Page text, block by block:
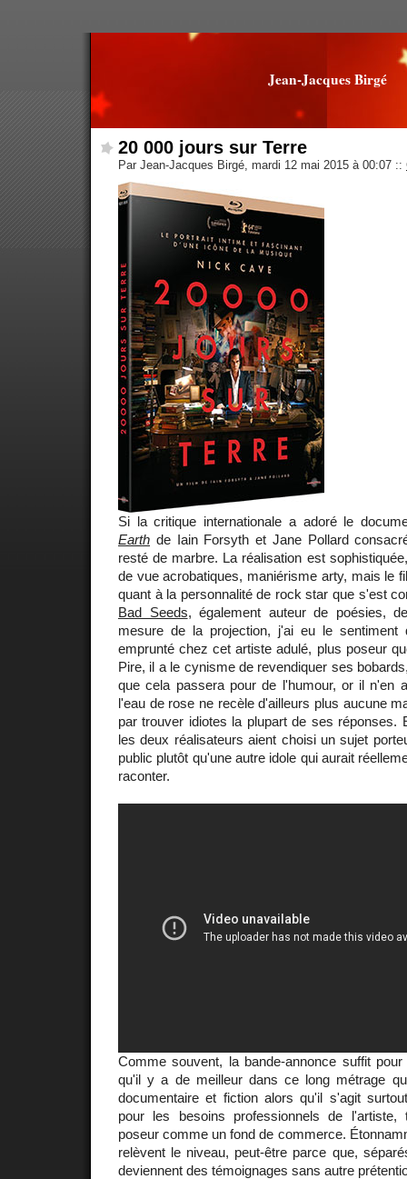
Jean-Jacques Birgé
20 000 jours sur Terre
Par Jean-Jacques Birgé, mardi 12 mai 2015 à 00:07 ::
Si la critique internationale a adoré le
Earth de Iain Forsyth et Jane Pollard
resté de marbre. La réalisation est
de vue acrobatiques, maniérisme arty, mais le
quant à la personnalité de rock star que s'est
Bad Seeds, également auteur de poésies,
mesure de la projection, j'ai eu le sentiment
emprunté chez cet artiste adulé, plus poseur
Pire, il a le cynisme de revendiquer ses
que cela passera pour de l'humour, or il n'en
l'eau de rose ne recèle d'ailleurs plus aucune
par trouver idiotes la plupart de ses réponses.
les deux réalisateurs aient choisi un sujet
public plutôt qu'une autre idole qui aurait
raconter.
Comme souvent, la bande-annonce suffit
qu'il y a de meilleur dans ce long métrage
documentaire et fiction alors qu'il s'agit
pour les besoins professionnels de l'artiste,
poseur comme un fond de commerce.
relèvent le niveau, peut-être parce que,
deviennent des témoignages sans autre